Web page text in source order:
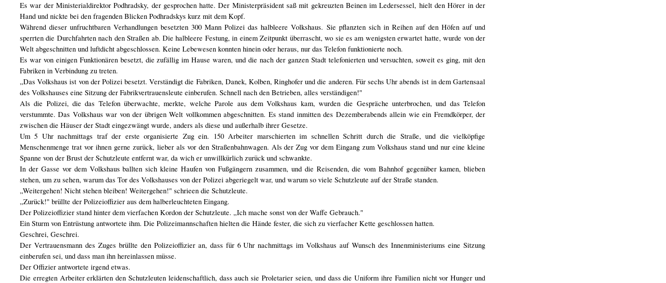
Es war der Ministerialdirektor Podhradsky, der gesprochen hatte. Der Ministerpräsident saß mit gekreuzten Beinen im Ledersessel, hielt den Hörer in der
Hand und nickte bei den fragenden Blicken Podhradskys kurz mit dem Kopf.
Während dieser unfruchtbaren Verhandlungen besetzten 300 Mann Polizei das halbleere Volkshaus. Sie pflanzten sich in Reihen auf den Höfen auf und
sperrten die Durchfahrten nach den Straßen ab. Die halbleere Festung, in einem Zeitpunkt überrascht, wo sie es am wenigsten erwartet hatte, wurde von der
Welt abgeschnitten und luftdicht abgeschlossen. Keine Lebewesen konnten hinein oder heraus, nur das Telefon funktionierte noch.
Es war von einigen Funktionären besetzt, die zufällig im Hause waren, und die nach der ganzen Stadt telefonierten und versuchten, soweit es ging, mit den
Fabriken in Verbindung zu treten.
„Das Volkshaus ist von der Polizei besetzt. Verständigt die Fabriken, Danek, Kolben, Ringhofer und die anderen. Für sechs Uhr abends ist in dem Gartensaal
des Volkshauses eine Sitzung der Fabrikvertrauensleute einberufen. Schnell nach den Betrieben, alles verständigen!"
Als die Polizei, die das Telefon überwachte, merkte, welche Parole aus dem Volkshaus kam, wurden die Gespräche unterbrochen, und das Telefon
verstummte. Das Volkshaus war von der übrigen Welt vollkommen abgeschnitten. Es stand inmitten des Dezemberabends allein wie ein Fremdkörper, der
zwischen die Häuser der Stadt eingezwängt wurde, anders als diese und außerhalb ihrer Gesetze.
Um 5 Uhr nachmittags traf der erste organisierte Zug ein. 150 Arbeiter marschierten im schnellen Schritt durch die Straße, und die vielköpfige
Menschenmenge trat vor ihnen gerne zurück, lieber als vor den Straßenbahnwagen. Als der Zug vor dem Eingang zum Volkshaus stand und nur eine kleine
Spanne von der Brust der Schutzleute entfernt war, da wich er unwillkürlich zurück und schwankte.
In der Gasse vor dem Volkshaus ballten sich kleine Haufen von Fußgängern zusammen, und die Reisenden, die vom Bahnhof gegenüber kamen, blieben
stehen, um zu sehen, warum das Tor des Volkshauses von der Polizei abgeriegelt war, und warum so viele Schutzleute auf der Straße standen.
„Weitergehen! Nicht stehen bleiben! Weitergehen!" schrieen die Schutzleute.
„Zurück!" brüllte der Polizeioffizier aus dem halberleuchteten Eingang.
Der Polizeioffizier stand hinter dem vierfachen Kordon der Schutzleute. „Ich mache sonst von der Waffe Gebrauch."
Ein Sturm von Entrüstung antwortete ihm. Die Polizeimannschaften hielten die Hände fester, die sich zu vierfacher Kette geschlossen hatten.
Geschrei, Geschrei.
Der Vertrauensmann des Zuges brüllte den Polizeioffizier an, dass für 6 Uhr nachmittags im Volkshaus auf Wunsch des Innenministeriums eine Sitzung
einberufen sei, und dass man ihn hereinlassen müsse.
Der Offizier antwortete irgend etwas.
Die erregten Arbeiter erklärten den Schutzleuten leidenschaftlich, dass auch sie Proletarier seien, und dass die Uniform ihre Familien nicht vor Hunger und